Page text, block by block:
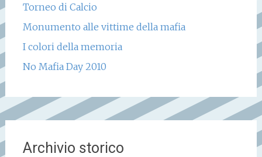
Torneo di Calcio
Monumento alle vittime della mafia
I colori della memoria
No Mafia Day 2010
Archivio storico